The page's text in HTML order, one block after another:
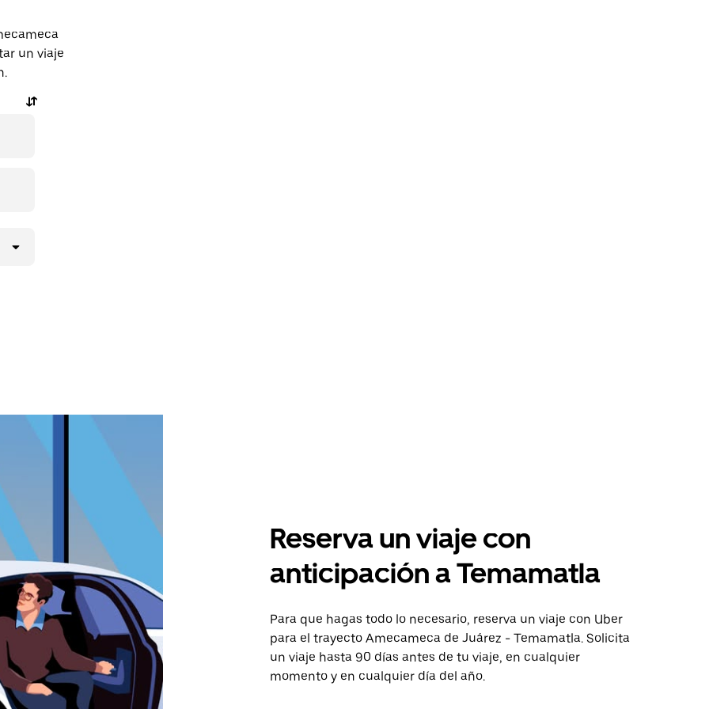
un viaje
Reserva un viaje con
anticipación a Temamatla
Para que hagas todo lo necesario, reserva un viaje con Uber
para el trayecto Amecameca de Juárez - Temamatla. Solicita
un viaje hasta 90 días antes de tu viaje, en cualquier
momento y en cualquier día del año.